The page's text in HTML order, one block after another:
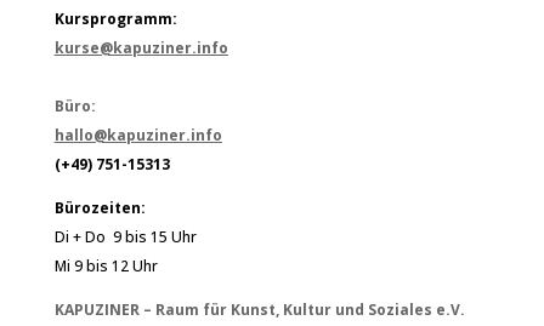
Kursprogramm:
kurse@kapuziner.info
Büro:
hallo@kapuziner.info
(+49) 751-15313
Bürozeiten:
Di + Do 9 bis 15 Uhr
Mi 9 bis 12 Uhr
KAPUZINER – Raum für Kunst, Kultur und Soziales e.V.